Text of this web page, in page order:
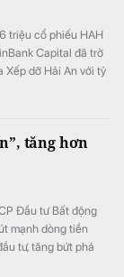
triệu cổ phiếu HAH
Capital đã trở
Xếp dỡ Hải An với tỷ
tăng hơn
Đầu tư Bất động
mạnh dòng tiền
tư, tăng bứt phá